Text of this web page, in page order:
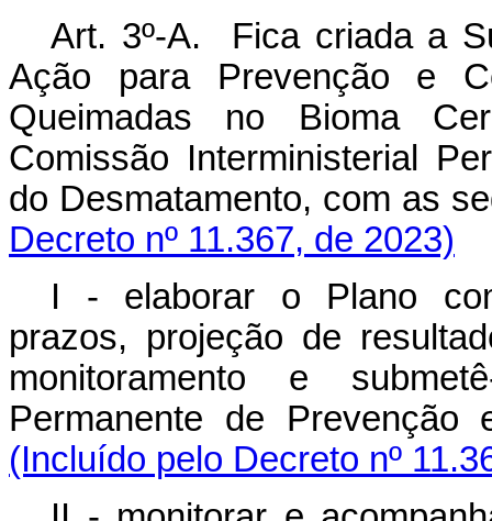
Art. 3º-A. Fica criada a
Ação para Prevenção e
Queimadas no Bioma
Comissão Interministerial
do Desmatamento, com as
Decreto nº 11.367, de 2023)
I - elaborar o Plano
prazos, projeção de
monitoramento e
Permanente de Prevenção
(Incluído pelo Decreto nº